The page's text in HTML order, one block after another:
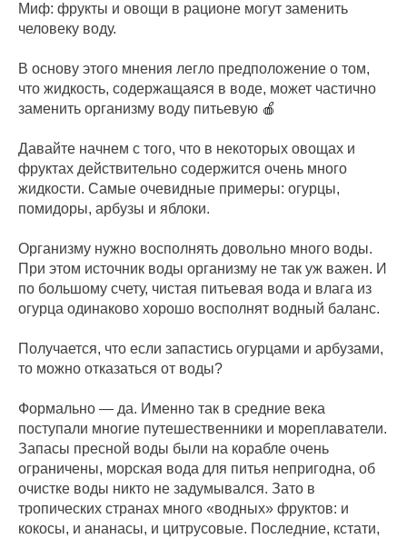
Миф: фрукты и овощи в рационе могут заменить
человеку воду.
В основу этого мнения легло предположение о том,
что жидкость, содержащаяся в воде, может частично
заменить организму воду питьевую 🍎
Давайте начнем с того, что в некоторых овощах и
фруктах действительно содержится очень много
жидкости. Самые очевидные примеры: огурцы,
помидоры, арбузы и яблоки.
Организму нужно восполнять довольно много воды.
При этом источник воды организму не так уж важен. И
по большому счету, чистая питьевая вода и влага из
огурца одинаково хорошо восполнят водный баланс.
Получается, что если запастись огурцами и арбузами,
то можно отказаться от воды?
Формально — да. Именно так в средние века
поступали многие путешественники и мореплаватели.
Запасы пресной воды были на корабле очень
ограничены, морская вода для питья непригодна, об
очистке воды никто не задумывался. Зато в
тропических странах много «водных» фруктов: и
кокосы, и ананасы, и цитрусовые. Последние, кстати,